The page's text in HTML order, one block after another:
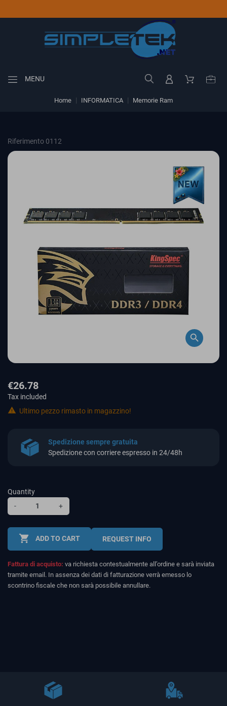
MENU
Home INFORMATICA Memorie Ram
Riferimento 0112
search
€26.78
Tax included
 Ultimo pezzo rimasto in magazzino!
Spedizione sempre gratuita
Spedizione con corriere espresso in 24/48h
Quantity
-
+
shopping_cart ADD TO CART REQUEST INFO
Fattura di acquisto: va richiesta contestualmente all’ordine e sarà inviata
tramite email. In assenza dei dati di fatturazione verrà emesso lo
scontrino fiscale che non sarà possibile annullare.